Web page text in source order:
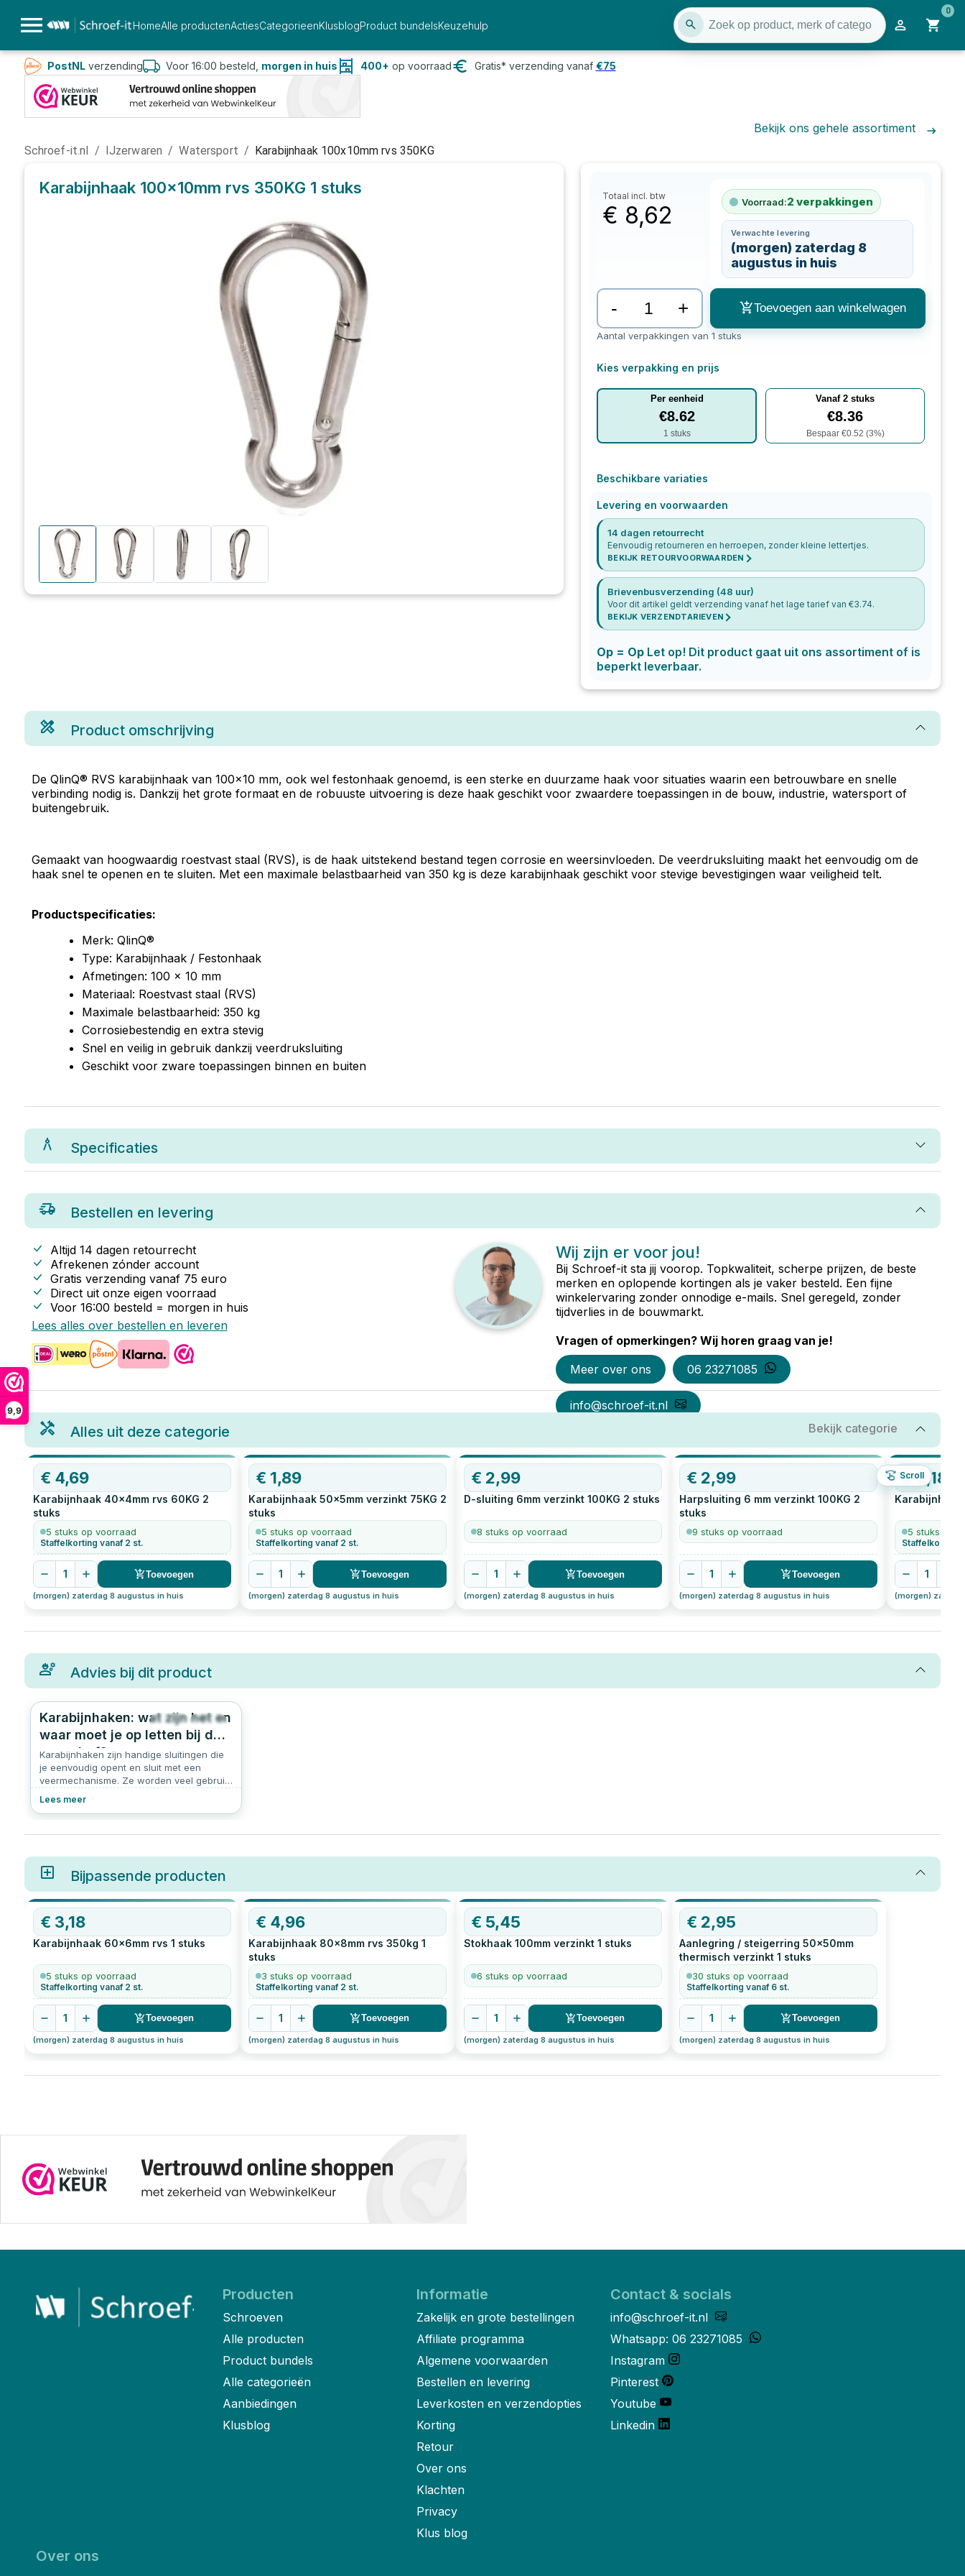
9,9
HomeAlle productenActiesCategorieenKlusblogProduct bundelsKeuzehulp
0
PostNLverzending Voor 16:00 besteld, morgen in huis 400+ op voorraad Gratis* verzending vanaf €75
Bekijk ons gehele assortiment
Schroef-it.nl / IJzerwaren / Watersport / Karabijnhaak 100x10mm rvs 350KG
Karabijnhaak 100x10mm rvs 350KG 1 stuks Totaal incl. btw
€ 8,62 Voorraad:2 verpakkingen
Verwachte levering
(morgen) zaterdag 8
augustus in huis
- + Toevoegen aan winkelwagen
Aantal verpakkingen van 1 stuks
Kies verpakking en prijs
Per eenheid
€8.62
1 stuks
Vanaf2 stuks
€8.36
Bespaar €0.52 (3%)
Beschikbare variaties
Levering en voorwaarden
14 dagen retourrecht
Eenvoudig retourneren en herroepen, zonder kleine lettertjes.
BEKIJK RETOURVOORWAARDEN
Brievenbusverzending (48 uur)
Voor dit artikel geldt verzending vanaf het lage tarief van €3.74.
BEKIJK VERZENDTARIEVEN
Op = Op Let op! Dit product gaat uit ons assortiment of is
beperkt leverbaar.
Product omschrijving
De QlinQ® RVS karabijnhaak van 100x10 mm, ook wel festonhaak genoemd, is een sterke en duurzame haak voor situaties waarin een betrouwbare en snelle
verbinding nodig is. Dankzij het grote formaat en de robuuste uitvoering is deze haak geschikt voor zwaardere toepassingen in de bouw, industrie, watersport of
buitengebruik.
Gemaakt van hoogwaardig roestvast staal (RVS), is de haak uitstekend bestand tegen corrosie en weersinvloeden. De veerdruksluiting maakt het eenvoudig om de
haak snel te openen en te sluiten. Met een maximale belastbaarheid van 350 kg is deze karabijnhaak geschikt voor stevige bevestigingen waar veiligheid telt.
Productspecificaties:
Merk: QlinQ®
Type: Karabijnhaak / Festonhaak
Afmetingen: 100 x 10 mm
Materiaal: Roestvast staal (RVS)
Maximale belastbaarheid: 350 kg
Corrosiebestendig en extra stevig
Snel en veilig in gebruik dankzij veerdruksluiting
Geschikt voor zware toepassingen binnen en buiten
Specificaties
Bestellen en levering
Altijd 14 dagen retourrecht
Afrekenen zónder account
Gratis verzending vanaf 75 euro
Direct uit onze eigen voorraad
Voor 16:00 besteld = morgen in huis
Lees alles over bestellen en leveren
Wij zijn er voor jou!
Bij Schroef-it sta jij voorop. Topkwaliteit, scherpe prijzen, de beste
merken en oplopende kortingen als je vaker besteld. Een fijne
winkelervaring zonder onnodige e-mails. Snel geregeld, zonder
tijdverlies in de bouwmarkt.
Vragen of opmerkingen? Wij horen graag van je!
Meer over ons
06 23271085
info@schroef-it.nl
Alles uit deze categorie Bekijk categorie
Scroll
€ 4,69
Karabijnhaak 40x4mm rvs 60KG 2
stuks
5 stuks op voorraad
Staffelkorting vanaf 2 st.
1 Toevoegen
(morgen) zaterdag 8 augustus in huis
€ 1,89
Karabijnhaak 50x5mm verzinkt 75KG 2
stuks
5 stuks op voorraad
Staffelkorting vanaf 2 st.
1 Toevoegen
(morgen) zaterdag 8 augustus in huis
€ 2,99
D-sluiting 6mm verzinkt 100KG 2 stuks
8 stuks op voorraad
1 Toevoegen
(morgen) zaterdag 8 augustus in huis
€ 2,99
Harpsluiting 6 mm verzinkt 100KG 2
stuks
9 stuks op voorraad
1 Toevoegen
(morgen) zaterdag 8 augustus in huis
€3,18
5 stuks op
Staffelkorting
1
(morgen)
Advies bij dit product
466 4.8
Karabijnhaken: wat zijn het en
waar moet je op letten bij de
aanschaf?
Karabijnhaken zijn handige sluitingen die
je eenvoudig opent en sluit met een
veermechanisme. Ze worden veel gebruikt
van voorwerpen. Of je nu werkt aan een
veilig wilt vastmaken aan een ketting: een
leggen we uit wat een karabijnhaak is,
welke soorten er zijn, en waar je op moet
letten bij het kopen van een karabijnhaak.
Lees meer
Bijpassende producten
€ 3,18
Karabijnhaak 60x6mm rvs 1 stuks
5 stuks op voorraad
Staffelkorting vanaf 2 st.
1 Toevoegen
(morgen) zaterdag 8 augustus in huis
€ 4,96
Karabijnhaak 80x8mm rvs 350kg 1
stuks
3 stuks op voorraad
Staffelkorting vanaf 2 st.
1 Toevoegen
(morgen) zaterdag 8 augustus in huis
€ 5,45
Stokhaak 100mm verzinkt 1 stuks
6 stuks op voorraad
1 Toevoegen
(morgen) zaterdag 8 augustus in huis
€ 2,95
Aanlegring / steigerring 50x50mm
thermisch verzinkt 1 stuks
30 stuks op voorraad
Staffelkorting vanaf 6 st.
1 Toevoegen
(morgen) zaterdag 8 augustus in huis
Producten
Schroeven
Alle producten
Product bundels
Alle categorieën
Aanbiedingen
Klusblog
Informatie
Zakelijk en grote bestellingen
Affiliate programma
Algemene voorwaarden
Bestellen en levering
Leverkosten en verzendopties
Korting
Retour
Over ons
Klachten
Privacy
Klus blog
Contact & socials
info@schroef-it.nl
Whatsapp: 06 23271085
Instagram
Pinterest
Youtube
Linkedin
Over ons